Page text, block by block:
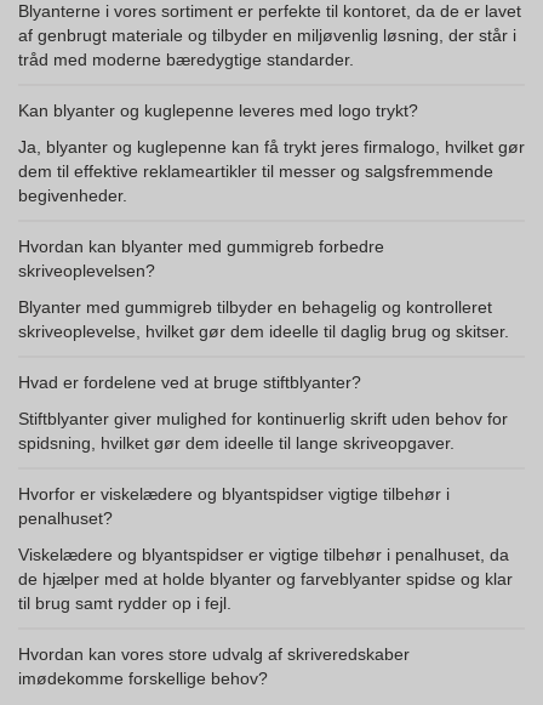
Blyanterne i vores sortiment er perfekte til kontoret, da de er lavet
af genbrugt materiale og tilbyder en miljøvenlig løsning, der står i
tråd med moderne bæredygtige standarder.
Kan blyanter og kuglepenne leveres med logo trykt?
Ja, blyanter og kuglepenne kan få trykt jeres firmalogo, hvilket gør
dem til effektive reklameartikler til messer og salgsfremmende
begivenheder.
Hvordan kan blyanter med gummigreb forbedre
skriveoplevelsen?
Blyanter med gummigreb tilbyder en behagelig og kontrolleret
skriveoplevelse, hvilket gør dem ideelle til daglig brug og skitser.
Hvad er fordelene ved at bruge stiftblyanter?
Stiftblyanter giver mulighed for kontinuerlig skrift uden behov for
spidsning, hvilket gør dem ideelle til lange skriveopgaver.
Hvorfor er viskelædere og blyantspidser vigtige tilbehør i
penalhuset?
Viskelædere og blyantspidser er vigtige tilbehør i penalhuset, da
de hjælper med at holde blyanter og farveblyanter spidse og klar
til brug samt rydder op i fejl.
Hvordan kan vores store udvalg af skriveredskaber
imødekomme forskellige behov?